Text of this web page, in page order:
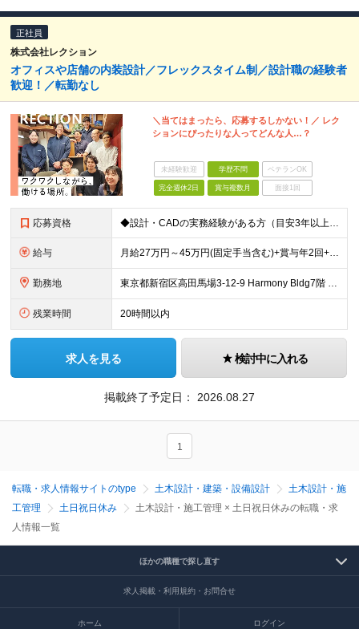
正社員
株式会社レクション
オフィスや店舗の内装設計／フレックスタイム制／設計職の経験者
歓迎！／転勤なし
＼当てはまったら、応募するしかない！／ レク
ションにぴったりな人ってどんな人…？
未経験歓迎 学歴不問 ベテランOK
完全週休2日 賞与複数月 面接1回
応募資格 ◆設計・CADの実務経験がある方（目安3年以上） ◆社会人経験が3年以上ある方 ◆学歴不問 ≪こんな方を歓迎します≫ ・デザインやものづくりが好きな方 ・質にこだわった内装工事をしたい方 ・職人さん
給与 月給27万円～45万円(固定手当含む)+賞与年2回+決算賞与 ※保有資格や経験、能力に応じて決定いたします 【昇給】年1回…直近４期全社員1万円以上 ※固定残業代は45時間分ですが、残業が月45
勤務地 東京都新宿区高田馬場3-12-9 Harmony Bldg7階 ☆旧事務所から近くの新築ビルに2026年7月末に移転完了☆ 旧事務所住所：東京都新宿区高田馬場3-14-3 八達ビル 1F （旧事務
残業時間 20時間以内
求人を見る 検討中に入れる
掲載終了予定日： 2026.08.27
1
転職・求人情報サイトのtype 土木設計・建築・設備設計
土木設計・施
工管理
土日祝日休み
土木設計・施工管理 × 土日祝日休みの転職・求
人情報一覧
ほかの職種で探し直す
求人掲載・利用規約・お問合せ
ホーム ログイン